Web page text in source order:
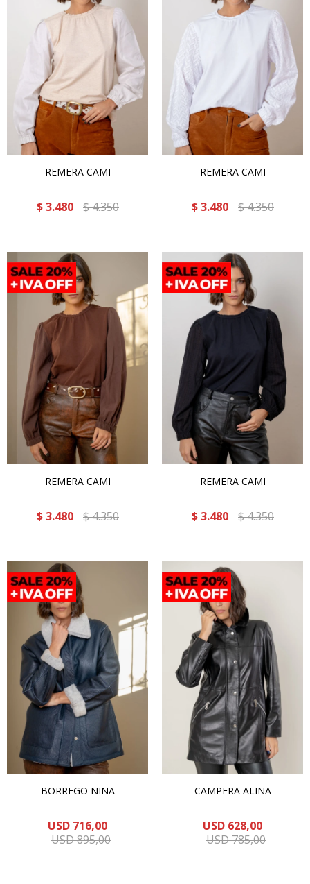
REMERA CAMI
$ 3.480 $4.350
REMERA CAMI
$ 3.480 $4.350
REMERA CAMI
$ 3.480 $4.350
REMERA CAMI
$ 3.480 $4.350
BORREGO NINA
USD 716,00
USD895,00
CAMPERA ALINA
USD 628,00
USD785,00